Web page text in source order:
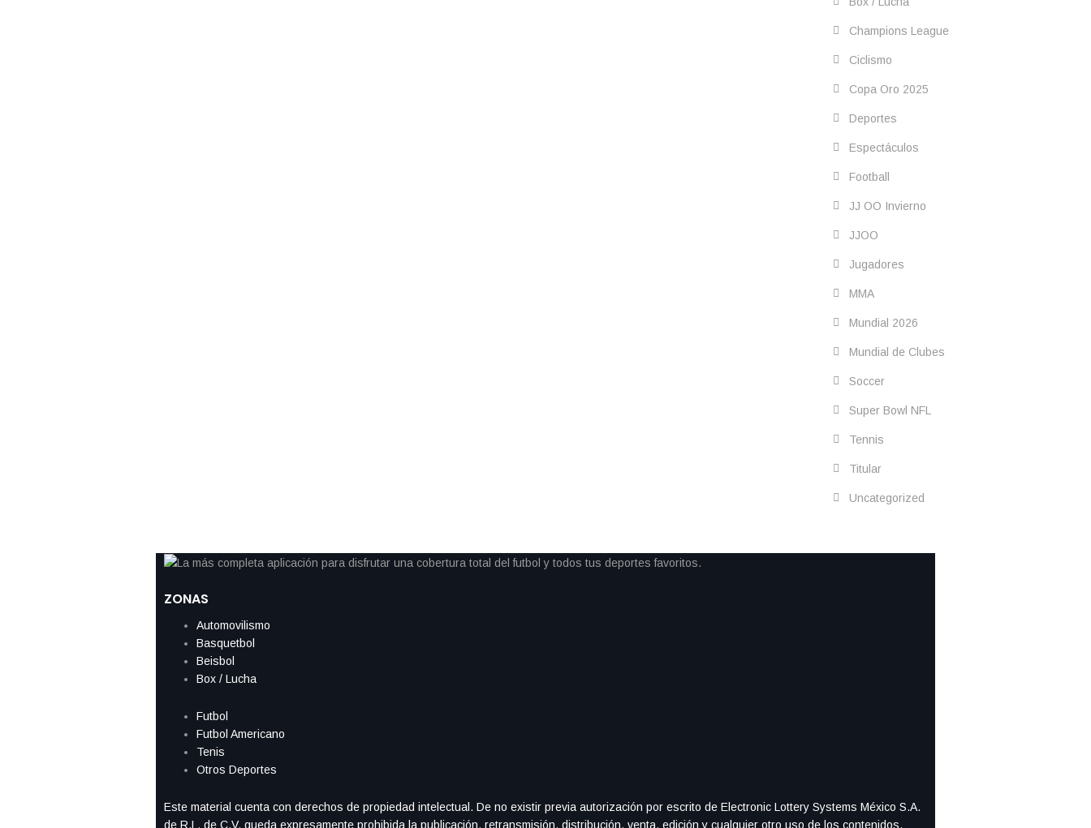
Champions League
Ciclismo
Copa Oro 2025
Deportes
Espectáculos
Football
JJ OO Invierno
JJOO
Jugadores
MMA
Mundial 2026
Mundial de Clubes
Soccer
Super Bowl NFL
Tennis
Titular
Uncategorized
ZONAS
Automovilismo
Basquetbol
Beisbol
Box / Lucha
Futbol
Futbol Americano
Tenis
Otros Deportes
Este material cuenta con derechos de propiedad intelectual. De no existir previa autorización por escrito de Electronic Lottery Systems México S.A.
de R.L. de C.V. queda expresamente prohibida la publicación, retransmisión, distribución, venta, edición y cualquier otro uso de los contenidos.